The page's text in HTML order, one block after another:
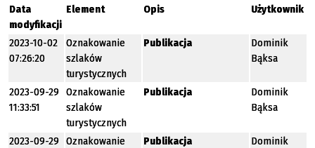
Data
modyfikacji
Element Opis Użytkownik
2023-10-02
07:26:20
Oznakowanie
szlaków
turystycznych
Publikacja
Dominik
Bąksa
2023-09-29
11:33:51
Oznakowanie
szlaków
turystycznych
Publikacja
Dominik
Bąksa
2023-09-29 Oznakowanie
Publikacja
Dominik